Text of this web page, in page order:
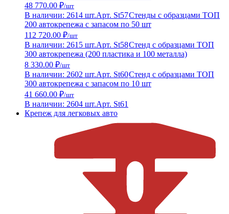
48 770.00 ₽/шт
В наличии: 2614 шт.Арт. St57Стенды с образцами ТОП
200 автокрепежа с запасом по 50 шт
112 720.00 ₽/шт
В наличии: 2615 шт.Арт. St58Стенд с образцами ТОП
300 автокрепежа (200 пластика и 100 металла)
8 330.00 ₽/шт
В наличии: 2602 шт.Арт. St60Стенд с образцами ТОП
300 автокрепежа с запасом по 10 шт
41 660.00 ₽/шт
В наличии: 2604 шт.Арт. St61
Крепеж для легковых авто